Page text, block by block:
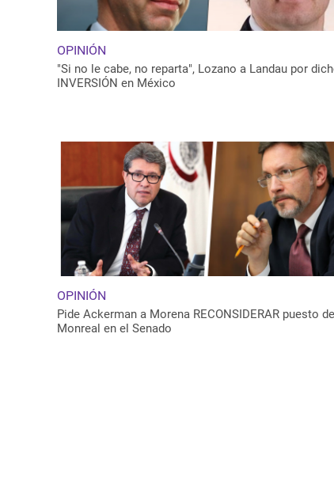
OPINIÓN
"Si no le cabe, no reparta", Lozano a Landau por
INVERSIÓN en México
OPINIÓN
Pide Ackerman a Morena RECONSIDERAR puesto de
Monreal en el Senado